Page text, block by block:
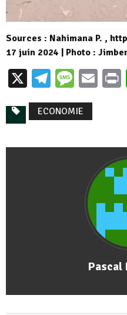
Sources : Nahimana P. ,
17 juin 2024 | Photo :
X Telegram
ECONOMIE
Pascal